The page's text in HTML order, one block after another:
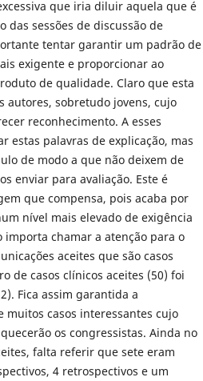
que iria diluir aquela que é
das sessões de discussão de
tentar garantir um padrão de
exigente e proporcionar ao
de qualidade. Claro que esta
autores, sobretudo jovens, cujo
reconhecimento. A esses
estas palavras de explicação, mas
de modo a que não deixem de
enviar para avaliação. Este é
que compensa, pois acaba por
nível mais elevado de exigência
chamar a atenção para o
aceites que são casos
de casos clínicos aceites (50) foi
Fica assim garantida a
muitos casos interessantes cujo
os congressistas. Ainda no
falta referir que sete eram
4 retrospectivos e um